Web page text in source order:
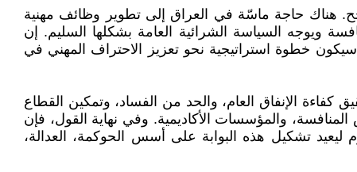
هناك حاجة ماسّة في العراق إلى تطوير وظائف مهنية
ويوجه السياسة الشرائية العامة بشكلها السليم. إن
خطوة استراتيجية نحو تعزيز الاحتراف المهني في
كفاءة الإنفاق العام، والحد من الفساد، وتمكين القطاع
والمؤسسات الأكاديمية. وفي نهاية القول، فإن
ليعيد تشكيل هذه البوابة على أسس الحوكمة، العدالة،